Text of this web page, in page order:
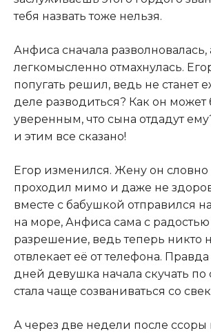
тебя назвать тоже нельзя.
Анфиса сначала разволновалась,
легкомысленно отмахнулась.
попугать решил, ведь не станет
деле разводиться? Как он может
уверенным, что сына отдадут
и этим все сказано!
Егор изменился. Жену он словно
проходил мимо и даже не
вместе с бабушкой отправился
на море, Анфиса сама с радостью
разрешение, ведь теперь никто
отвлекает её от телефона.
дней девушка начала скучать
стала чаще созваниваться со
А через две недели после